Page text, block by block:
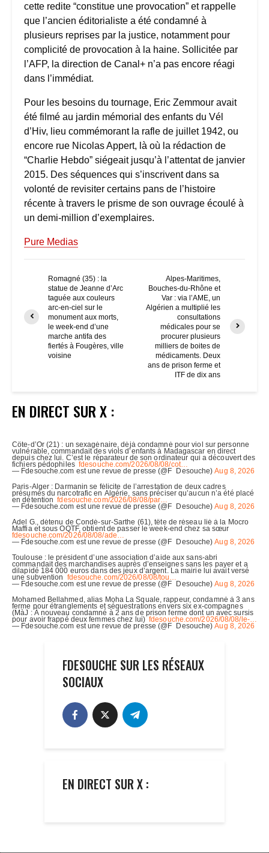
cette redite “constitue une provocation” et rappelle
que l’ancien éditorialiste a été condamné à
plusieurs reprises par la justice, notamment pour
complicité de provocation à la haine. Sollicitée par
l’AFP, la direction de Canal+ n’a pas encore réagi
dans l’immédiat.
Pour les besoins du tournage, Eric Zemmour avait
été filmé au jardin mémorial des enfants du Vél
d’Hiv, lieu commémorant la rafle de juillet 1942, ou
encore rue Nicolas Appert, là où la rédaction de
“Charlie Hebdo” siégeait jusqu’à l’attentat de janvier
2015. Des séquences qui s’inscrivent dans sa
volonté de revisiter certains pans de l’histoire
récente à travers le prisme de son ouvrage écoulé à
un demi-million d’exemplaires.
Pure Medias
Romagné (35) : la
statue de Jeanne d’Arc
taguée aux couleurs
arc-en-ciel sur le
monument aux morts,
le week-end d’une
marche antifa des
fiertés à Fougères, ville
voisine
Alpes-Maritimes,
Bouches-du-Rhône et
Var : via l’AME, un
Algérien a multiplié les
consultations
médicales pour se
procurer plusieurs
milliers de boites de
médicaments. Deux
ans de prison ferme et
ITF de dix ans
EN DIRECT SUR X :
FDESOUCHE SUR LES RÉSEAUX
SOCIAUX
EN DIRECT SUR X :